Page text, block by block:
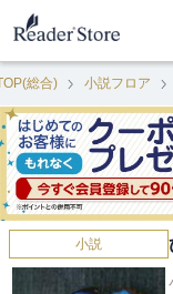
総合) 小説フロア
小説